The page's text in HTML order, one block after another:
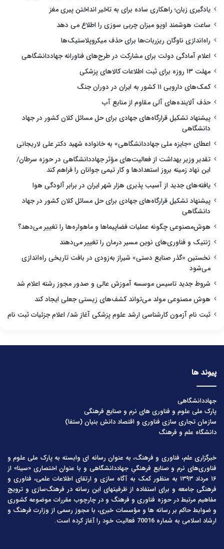
یادگیری زبان؛ راهکاری ساده برای به تاخیر انداختن پیری مغز
ساعت هوشمند اوپو میزان چربی سوزی را اطلاع می دهد
راه‌اندازی ناوگان ریزربات‌ها برای حذف میکروپلاستیک‌ها
اعلام آمادگی دولت برای مشارکت در طرح‌های فناورانه جهاددانشگاهی
مهلت ۱۳ روزه برای ثبت اطلاعات کالاهای پزشکی
کمک‌های دارویی ۱۱ کشور به ایران در دوران جنگ
حذف آلاینده‌های آلی مقاوم از منابع آب
پیشنهاد تشکیل قرارگاه‌های جهادی برای حل مسائل کلان کشور در جهاد
دانشگاهی
اعطای «جایزه ملی جهاددانشگاهی» به خانواده شهید دکتر علی لاریجانی
تقدیر وزیر بهداشت از فعالیت‌های مؤثر جهاددانشگاهی در حوزه سرطان/
این نهاد زمینه بروز استعدادها و کار تیمی جوانان را فراهم کند
یافته‌های جدید از آسیب پذیری هزار شهر ایران در برابر آلودگی هوا
پیشنهاد تشکیل قرارگاه‌های جهادی برای حل مسائل کلان کشور در جهاد
دانشگاهی
هوش‌مصنوعی چگونه عملیات فضاپیماها و ماهواره‌ها را تغییر می‌دهد؟
ژنتیک و فناوری‌های نوین مسیر درمان را تغییر می‌دهند
نخستین «گذر صنایع دستی» شیراز به‌زودی در بافت تاریخی راه‌اندازی
می‌شود
شروط جدید تاسیس موسسه آموزش عالی و صدور مجوز رشته اعلام شد
هوش مصنوعی مولد می‌تواند کشف‌های زیستی جعلی ایجاد کند
ثبت نام آزمون کارشناسی ارشد علوم پزشکی آغاز شد/ اعلام جزئیات ثبت نام
پیوند ها
جهاددانشگاهی
پارک ملی علوم و فناوری های نرم و صنایع فرهنگی
سازمان تجاری سازی فناوری و اقتصاد دانش بنیان (ستفا)
دانشگاه علم و فرهنگ
خبرگزاری علم، فناوری و فرهنگ، به عنوان رسانه ای وابسته به پارک ملی علوم و
فناوری‌های نرم و صنایع فرهنگیِ جهاددانشگاهی و با عنوان اختصاری «سینا» از
۱۶ مرداد ۱۳۹۳ به منظور کمک به آگاه سازی و ارتقای اطلاعات علمی، فناوری و
فرهنگی جامعه و برای استفاده از ظرفیتهای این رسانه در فرهنگ‌سازی و ترویج
مفاهیم مرتبط در حوزه فناوری و فرهنگ و در چارچوب مقررات موضوعه کشوری
و ضوابط حاکم بر رسانه ها و مؤسسات خبری، با مجوز رسمی از وزارت فرهنگ و
ارشاد اسلامی به شماره 70016 فعالیت خود را آغاز کرده است.